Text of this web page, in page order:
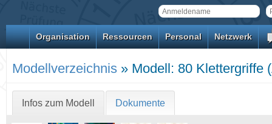
Organisation Ressourcen Personal Netzwerk
Modellverzeichnis » Modell: 80 Klettergriffe
Infos zum Modell Dokumente